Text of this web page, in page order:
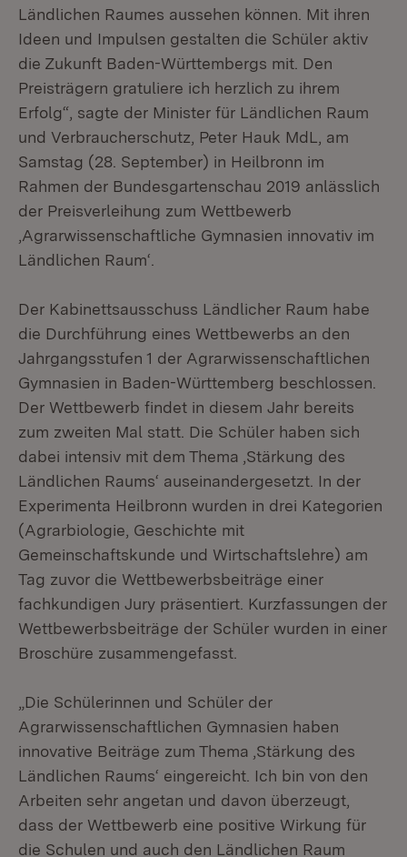
Ländlichen Raumes aussehen können. Mit ihren
Ideen und Impulsen gestalten die Schüler aktiv
die Zukunft Baden-Württembergs mit. Den
Preisträgern gratuliere ich herzlich zu ihrem
Erfolg“, sagte der Minister für Ländlichen Raum
und Verbraucherschutz, Peter Hauk MdL, am
Samstag (28. September) in Heilbronn im
Rahmen der Bundesgartenschau 2019 anlässlich
der Preisverleihung zum Wettbewerb
‚Agrarwissenschaftliche Gymnasien innovativ im
Ländlichen Raum‘.
Der Kabinettsausschuss Ländlicher Raum habe
die Durchführung eines Wettbewerbs an den
Jahrgangsstufen 1 der Agrarwissenschaftlichen
Gymnasien in Baden-Württemberg beschlossen.
Der Wettbewerb findet in diesem Jahr bereits
zum zweiten Mal statt. Die Schüler haben sich
dabei intensiv mit dem Thema ‚Stärkung des
Ländlichen Raums‘ auseinandergesetzt. In der
Experimenta Heilbronn wurden in drei Kategorien
(Agrarbiologie, Geschichte mit
Gemeinschaftskunde und Wirtschaftslehre) am
Tag zuvor die Wettbewerbsbeiträge einer
fachkundigen Jury präsentiert. Kurzfassungen der
Wettbewerbsbeiträge der Schüler wurden in einer
Broschüre zusammengefasst.
„Die Schülerinnen und Schüler der
Agrarwissenschaftlichen Gymnasien haben
innovative Beiträge zum Thema ‚Stärkung des
Ländlichen Raums‘ eingereicht. Ich bin von den
Arbeiten sehr angetan und davon überzeugt,
dass der Wettbewerb eine positive Wirkung für
die Schulen und auch den Ländlichen Raum